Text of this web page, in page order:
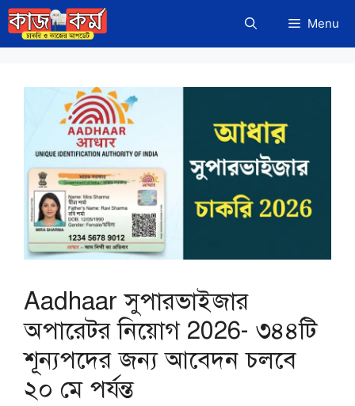
Skip
to
content
Menu
Aadhaar সুপারভাইজার
অপারেটর নিয়োগ 2026- ৩৪৪টি
শূন্যপদের জন্য আবেদন চলবে
২০ মে পর্যন্ত